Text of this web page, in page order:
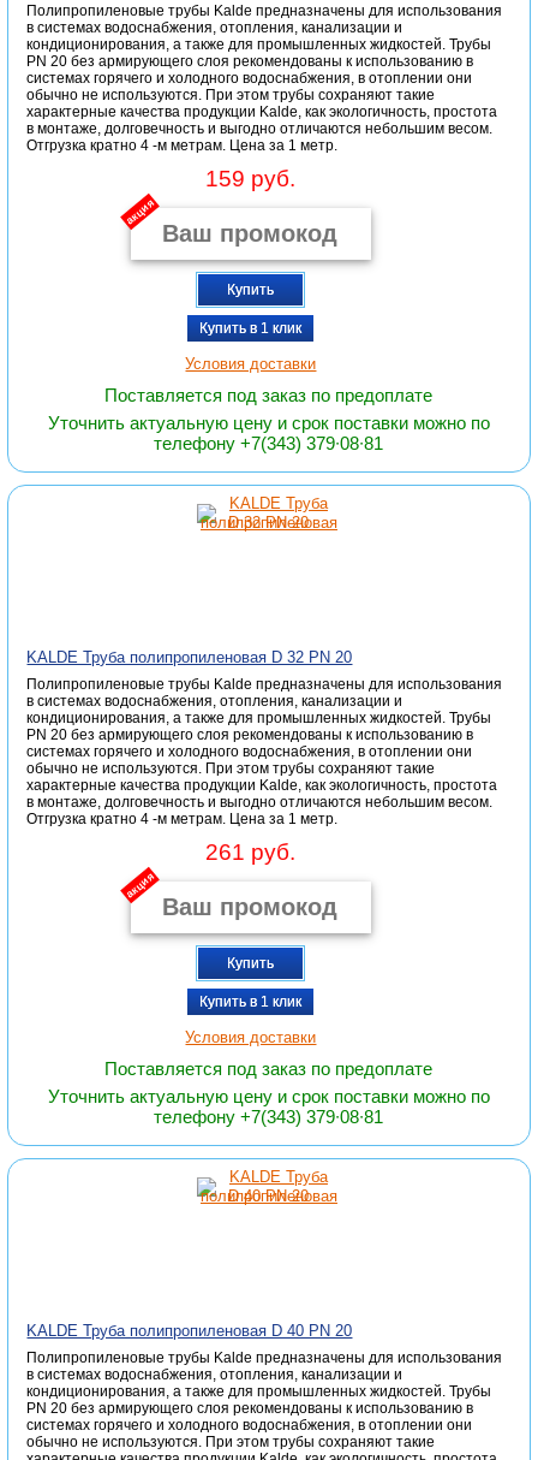
Полипропиленовые трубы Kalde предназначены для использования
в системах водоснабжения, отопления, канализации и
кондиционирования, а также для промышленных жидкостей. Трубы
PN 20 без армирующего слоя рекомендованы к использованию в
системах горячего и холодного водоснабжения, в отоплении они
обычно не используются. При этом трубы сохраняют такие
характерные качества продукции Kalde, как экологичность, простота
в монтаже, долговечность и выгодно отличаются небольшим весом.
Отгрузка кратно 4 -м метрам. Цена за 1 метр.
159 руб.
акция
Купить
Купить в 1 клик
Условия доставки
Поставляется под заказ по предоплате
Уточнить актуальную цену и срок поставки можно по
телефону +7(343) 379∙08∙81
KALDE Труба полипропиленовая D 32 PN 20
Полипропиленовые трубы Kalde предназначены для использования
в системах водоснабжения, отопления, канализации и
кондиционирования, а также для промышленных жидкостей. Трубы
PN 20 без армирующего слоя рекомендованы к использованию в
системах горячего и холодного водоснабжения, в отоплении они
обычно не используются. При этом трубы сохраняют такие
характерные качества продукции Kalde, как экологичность, простота
в монтаже, долговечность и выгодно отличаются небольшим весом.
Отгрузка кратно 4 -м метрам. Цена за 1 метр.
261 руб.
акция
Купить
Купить в 1 клик
Условия доставки
Поставляется под заказ по предоплате
Уточнить актуальную цену и срок поставки можно по
телефону +7(343) 379∙08∙81
KALDE Труба полипропиленовая D 40 PN 20
Полипропиленовые трубы Kalde предназначены для использования
в системах водоснабжения, отопления, канализации и
кондиционирования, а также для промышленных жидкостей. Трубы
PN 20 без армирующего слоя рекомендованы к использованию в
системах горячего и холодного водоснабжения, в отоплении они
обычно не используются. При этом трубы сохраняют такие